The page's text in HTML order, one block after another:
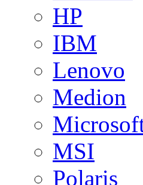
HP
IBM
Lenovo
Medion
MSI
Polaris